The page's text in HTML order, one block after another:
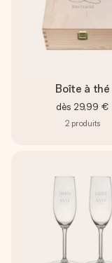
Boîte à thé
dès 29,99 €
2 produits